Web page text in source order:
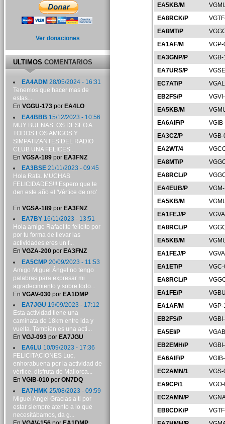
EA5KB/M
EA8RCK/P
EA8MT/P
EA1AF/M
EA3GNP/P
EA7URS/P
EC7AT/P
EB2FS/P
EA5KB/M
EA6AIF/P
EA3CZ/P
EA2WT/4
EA8MT/P
EA8RCL/P
EA4EUB/P
EA5KB/M
EA1FEJ/P
EA8RCL/P
EA5KB/M
EA1FEJ/P
EA1ET/P
EA8RCL/P
EA1FE/P
EA1AF/M
EB2FS/P
EA5EI/P
EB2EMH/P
EA6AIF/P
EC2AMN/1
EA9CP/1
EC2AMN/P
EB8CDK/P
Ver donaciones
ULTIMOSCOMENTARIOS
EA4ADM 28/05/2024 - 16:31
Tenemos que hacer mas de
estas....
En VGGU-173por EA4LO
EA4BBB 15/12/2023 - 10:56
MUY BUENAS. OS DESEO A
TODOS LOS AMIGOS Y
SIMPATIZANTES DEL RADIO
CLUB UNA FELICES...
En VGSA-189por EA3FNZ
EA3BSE21/11/2023 - 09:45
Hola Rafa. MUCHAS
FELICIDADES!!! Espero que te
den este año el 'Vértice de oro'
...
En VGSA-189por EA3FNZ
EA7BY16/11/2023 - 13:51
Hola amigo Rafael:te felicito por
por tu forma de llevar las
actividades,eres un f...
En VGZA-200por EA3FNZ
EA5CMP20/09/2023 - 11:53
Amigo Miguel Ángel no tengo
palabras para expresar mi
agradecimiento y sobre todo...
En VGAV-030por EA1DMP
EA7JGU 19/09/2023 - 17:12
Esta actividad tiene una
caminata de 18km entre ida y
vuelta. También es una acti...
En VGJ-093por EA7JGU
EA6LU 10/09/2023 - 17:36
FELICITACIONES Luc,
enhorabuena por la actividad de
vértice, disfruta de Mallorca...
En VGIB-010por ON7DQ
EA7HMK 25/08/2023 - 09:59
Miguel Angel Gracias a ti por
estar siempre atento a lo que
necesitábamos, da g...